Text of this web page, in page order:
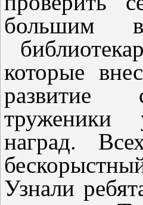
большим
которые
развитие
труженики
наград.
Узнали